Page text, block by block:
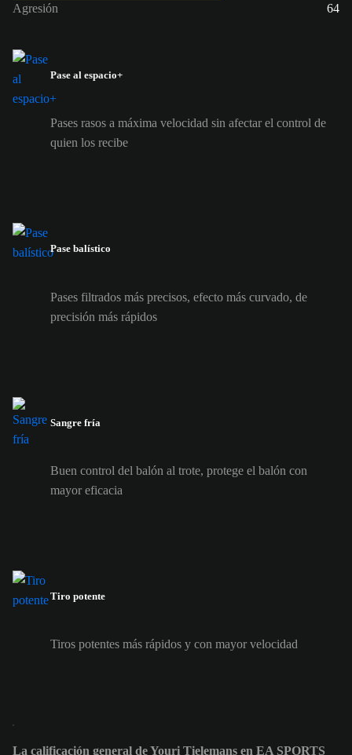
Agresión
64
Pase al espacio+
Pases rasos a máxima velocidad sin afectar el control de
quien los recibe
Pase balístico
Pases filtrados más precisos, efecto más curvado, de
precisión más rápidos
Sangre fría
Buen control del balón al trote, protege el balón con
mayor eficacia
Tiro potente
Tiros potentes más rápidos y con mayor velocidad
La calificación general de Youri Tielemans en EA SPORTS